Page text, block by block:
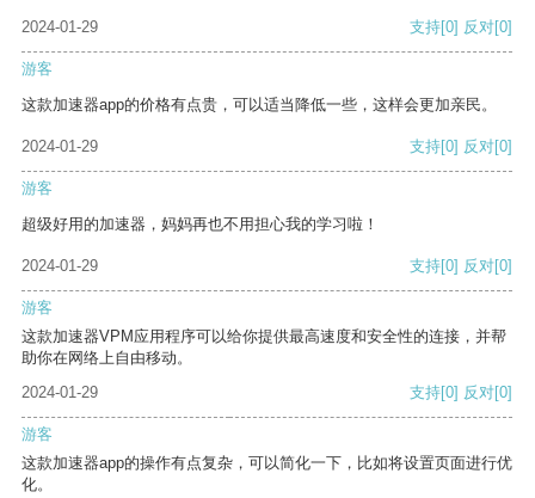
2024-01-29 支持[0] 反对[0]
游客
这款加速器app的价格有点贵，可以适当降低一些，这样会更加亲民。
2024-01-29 支持[0] 反对[0]
游客
超级好用的加速器，妈妈再也不用担心我的学习啦！
2024-01-29 支持[0] 反对[0]
游客
这款加速器VPM应用程序可以给你提供最高速度和安全性的连接，并帮
助你在网络上自由移动。
2024-01-29
支持[0] 反对[0]
游客
这款加速器app的操作有点复杂，可以简化一下，比如将设置页面进行优
化。